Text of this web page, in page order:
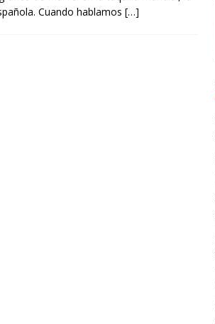
Cuando hablamos […]